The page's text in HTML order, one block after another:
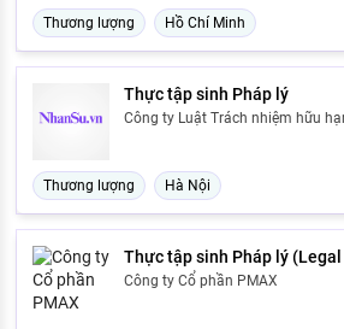
Thương lượng Hồ Chí Minh
Thực tập sinh Pháp lý
Công ty Luật Trách nhiệm hữu
Thương lượng Hà Nội
Thực tập sinh Pháp lý
Công ty Cổ phần PMAX